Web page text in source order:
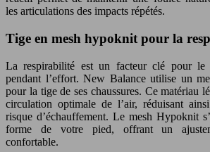
les articulations des impacts répétés.
Tige en mesh hypoknit pour la
La respirabilité est un facteur clé pour
pendant l’effort. New Balance utilise un
pour la tige de ses chaussures. Ce matériau
circulation optimale de l’air, réduisant
risque d’échauffement. Le mesh Hypoknit
forme de votre pied, offrant un
confortable.